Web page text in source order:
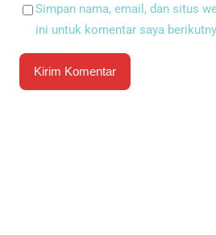
Simpan nama, email, dan situs
ini untuk komentar saya